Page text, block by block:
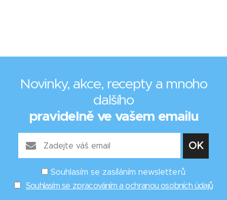
Novinky, akce, recepty a mnoho
dalšího
pravidelně ve vašem emailu
Souhlasím se zasíláním newsletterů
Souhlasím se zpracováním a ochranou osobních údajů